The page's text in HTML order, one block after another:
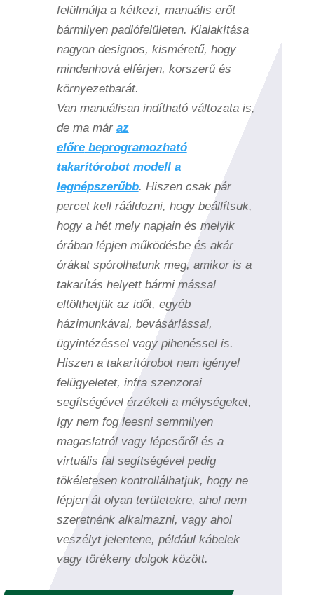
felülmúlja a kétkezi, manuális erőt
bármilyen padlófelületen. Kialakítása
nagyon designos, kisméretű, hogy
mindenhová elférjen, korszerű és
környezetbarát.
Van manuálisan indítható változata is,
de ma már az
előre beprogramozható
takarítórobot modell a
legnépszerűbb. Hiszen csak pár
percet kell rááldozni, hogy beállítsuk,
hogy a hét mely napjain és melyik
órában lépjen működésbe és akár
órákat spórolhatunk meg, amikor is a
takarítás helyett bármi mással
eltölthetjük az időt, egyéb
házimunkával, bevásárlással,
ügyintézéssel vagy pihenéssel is.
Hiszen a takarítórobot nem igényel
felügyeletet, infra szenzorai
segítségével érzékeli a mélységeket,
így nem fog leesni semmilyen
magaslatról vagy lépcsőről és a
virtuális fal segítségével pedig
tökéletesen kontrollálhatjuk, hogy ne
lépjen át olyan területekre, ahol nem
szeretnénk alkalmazni, vagy ahol
veszélyt jelentene, például kábelek
vagy törékeny dolgok között.